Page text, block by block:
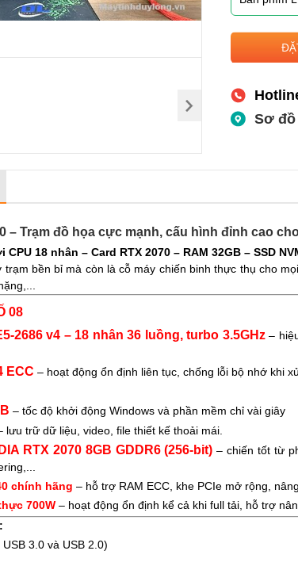
Sơ
– Trạm đồ họa cực mạnh, cấu hình đỉnh cao
18 nhân – Card RTX 2070 – RAM 32GB – SSD
trạm bền bỉ mà còn là cỗ máy chiến binh thực thụ cho
08
2686 v4 – 18 nhân 36 luồng, turbo 3.5GHz–
ECC – hoạt động ổn định liên tục, chống lỗi bộ nhớ khi
– tốc độ khởi động Windows và phần mềm chỉ vài giây
lưu trữ dữ liệu, video, file thiết kế thoải mái.
RTX 2070 8GB GDDR6 (256-bit) – chiến tốt từ
chính hãng – hỗ trợ RAM ECC, khe PCIe mở rộng,
700W – hoạt động ổn định kể cả khi full tải, hỗ trợ
3.0 và USB 2.0)